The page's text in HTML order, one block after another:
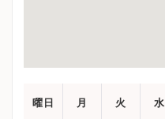
曜日 月 火 水